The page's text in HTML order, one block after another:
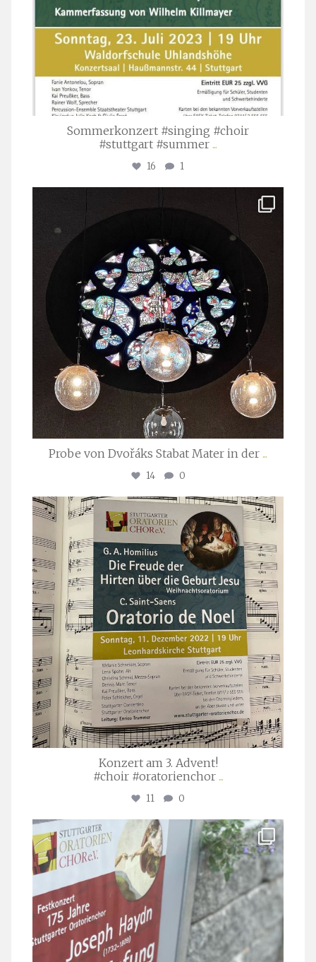
Sommerkonzert #singing #choir
#stuttgart #summer ...
16 1
Apr. 1
Probe von Dvořáks Stabat Mater in der ...
14 0
stuttgarter_oratorienchor
Nov. 29
Konzert am 3. Advent!
#choir #oratorienchor ...
11 0
stuttgarter_oratorienchor
Juli 23